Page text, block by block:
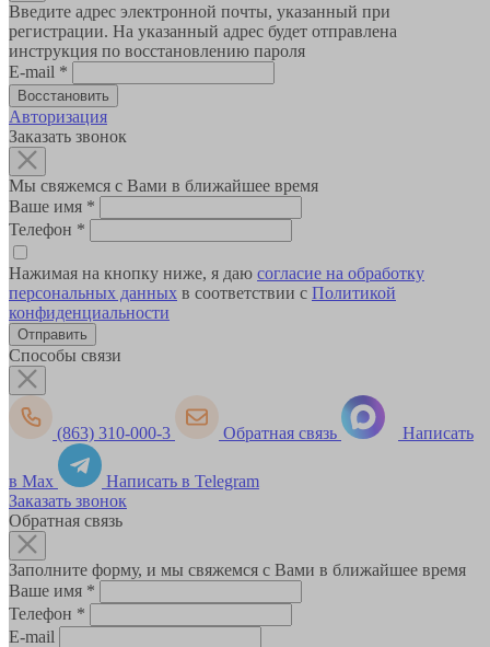
Введите адрес электронной почты, указанный при
регистрации. На указанный адрес будет отправлена
инструкция по восстановлению пароля
E-mail *
Авторизация
Заказать звонок
Мы свяжемся с Вами в ближайшее время
Ваше имя *
Телефон *
Нажимая на кнопку ниже, я даю согласие на обработку
персональных данных в соответствии с Политикой
конфиденциальности
Способы связи
(863) 310-000-3 Обратная связь Написать
в Max
Написать в Telegram
Заказать звонок
Обратная связь
Заполните форму, и мы свяжемся с Вами в ближайшее время
Ваше имя *
Телефон *
E-mail